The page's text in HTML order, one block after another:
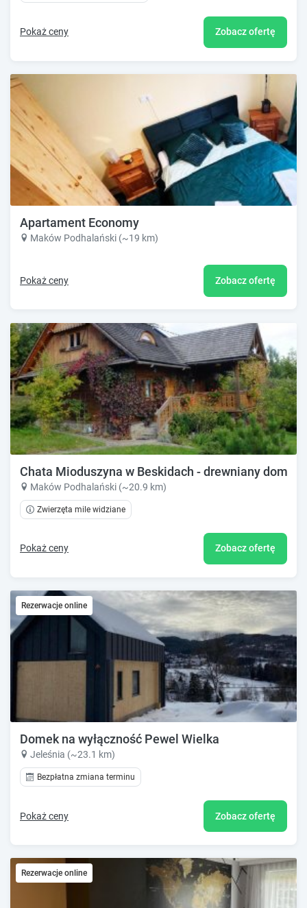
Pokaż ceny Zobacz ofertę
Apartament Economy
Maków Podhalański (~19 km)
Pokaż ceny Zobacz ofertę
Chata Mioduszyna w Beskidach - drewniany dom z
Maków Podhalański (~20.9 km)
Zwierzęta mile widziane
Pokaż ceny Zobacz ofertę
Rezerwacje online
Domek na wyłączność Pewel Wielka
Jeleśnia (~23.1 km)
Bezpłatna zmiana terminu
Pokaż ceny Zobacz ofertę
Rezerwacje online